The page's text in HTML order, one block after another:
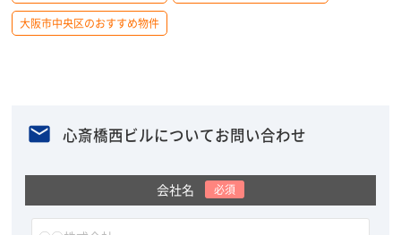
大阪市中央区のおすすめ物件
心斎橋西ビルについてお問い合わせ
会社名 必須